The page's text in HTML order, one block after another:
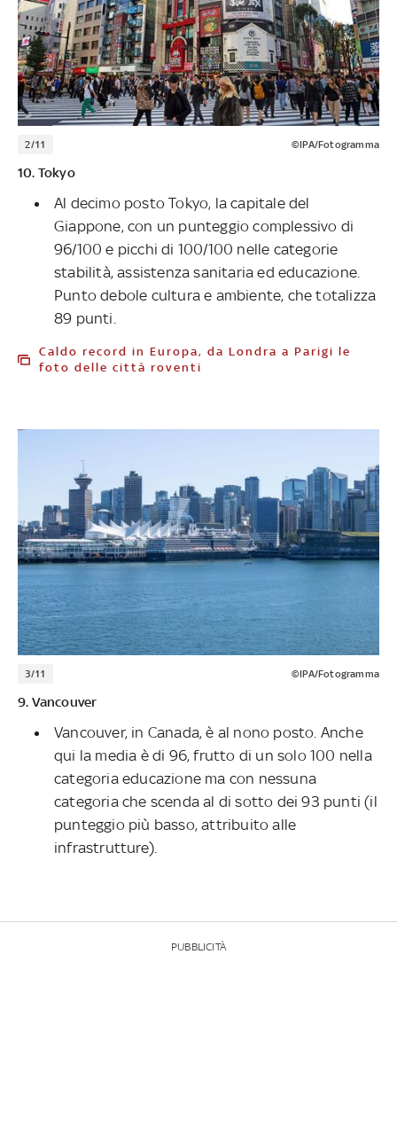
2/11 ©IPA/Fotogramma
10. Tokyo
Al decimo posto Tokyo, la capitale del
Giappone, con un punteggio complessivo di
96/100 e picchi di 100/100 nelle categorie
stabilità, assistenza sanitaria ed educazione.
Punto debole cultura e ambiente, che totalizza
89 punti.
Caldo record in Europa, da Londra a Parigi le
foto delle città roventi
3/11 ©IPA/Fotogramma
9. Vancouver
Vancouver, in Canada, è al nono posto. Anche
qui la media è di 96, frutto di un solo 100 nella
categoria educazione ma con nessuna
categoria che scenda al di sotto dei 93 punti (il
punteggio più basso, attribuito alle
infrastrutture).
PUBBLICITÀ